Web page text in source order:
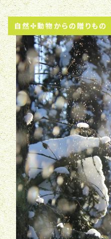
自然✣動物からの贈りもの